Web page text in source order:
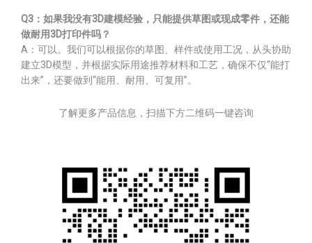
Q3：如果我没有3D建模经验，只能提供草图或现成零件，还能
做耐用3D打印件吗？
A：可以。我们可以根据你的草图、样件或使用工况，从头协助
建立3D模型，并根据实际用途推荐材料和工艺，确保不仅“能打
出来”，还要做到“能用、耐用、可复用”。
了解更多产品信息，扫描下方二维码一键咨询